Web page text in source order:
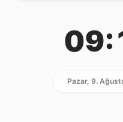
Pazar, 9.